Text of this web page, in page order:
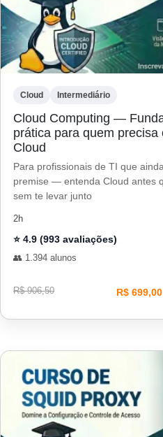
Cloud Intermediário
Cloud Computing —
prática para quem
Cloud
Para profissionais de TI que
premise — entenda Cloud antes
sem te levar junto
2h
⭐ 4.9 (993 avaliações)
👥 1.394 alunos
R$ 906,50 R$ 699,00